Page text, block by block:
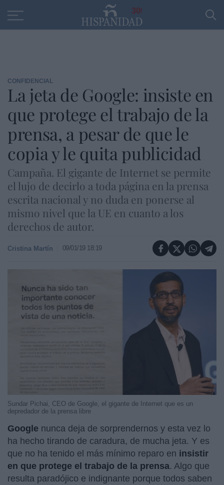
30
CONFIDENCIAL
La jeta de Google: insiste en
que protege el trabajo de la
prensa, a pesar de que le
copia y le quita publicidad
Campaña. El gigante de Internet se permite
el lujo de decirlo a toda página en la prensa
escrita nacional y no duda en ponerse al
mismo nivel que la UE en cuanto a los
derechos de autor.
Cristina Martín 09/01/19 18:19
Sundar Pichai, CEO de Google, el gigante de Internet que es un
depredador de la prensa libre
Google nunca deja de sorprendernos y esta vez lo
ha hecho tirando de caradura, de mucha jeta. Y es
que no ha tenido el más mínimo reparo en insistir
en que protege el trabajo de la prensa. Algo que
resulta paradójico e indignante porque todos saben